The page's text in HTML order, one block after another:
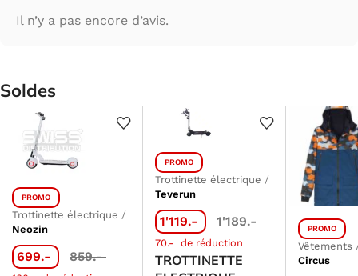
Il n’y a pas encore d’avis.
Soldes
PROMO
Trottinette électrique /
Neozin
699.- 859.-
PROMO
Trottinette électrique /
Teverun
1'119.- 1'189.-
70.- de réduction
TROTTINETTE
PROMO
Vêtements
Circus